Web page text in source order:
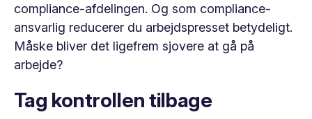
compliance-afdelingen. Og som compliance-
ansvarlig reducerer du arbejdspresset betydeligt.
Måske bliver det ligefrem sjovere at gå på
arbejde?
Tag kontrollen tilbage